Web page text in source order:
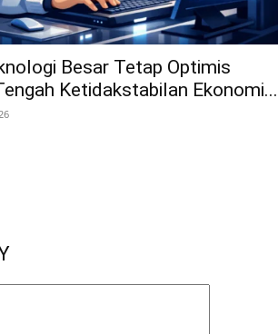
Besar Tetap Optimis
Ketidakstabilan Ekonomi...